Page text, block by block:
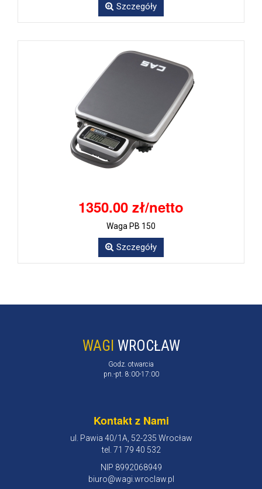
Szczegóły
1350.00 zł/netto
Waga PB 150
Szczegóły
WAGI WROCŁAW
Godz. otwarcia
pn.-pt. 8:00-17:00
Kontakt z Nami
ul. Pawia 40/1A, 52-235 Wrocław
tel. 71 79 40 532
NIP 8992068949
biuro@wagi.wroclaw.pl